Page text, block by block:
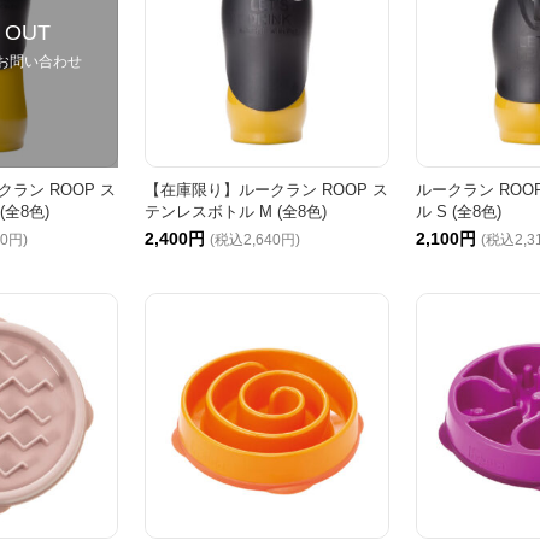
問い合わせ
ラン ROOP ス
全8色)
円)
【在庫限り】ルークラン ROOP ス
テンレスボトル M (全8色)
2,400円 (税込2,640円)
ルークラン
ル S (全8色)
2,100円 (税込